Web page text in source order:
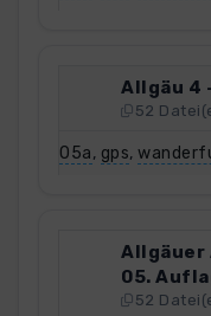
Allgäu 4
52
05a, gps,
Allgäuer
05.
52